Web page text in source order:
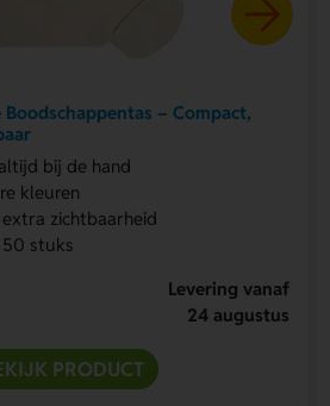
– Compact,
bij de hand
kleuren
zichtbaarheid
stuks
Levering vanaf
24 augustus
PRODUCT